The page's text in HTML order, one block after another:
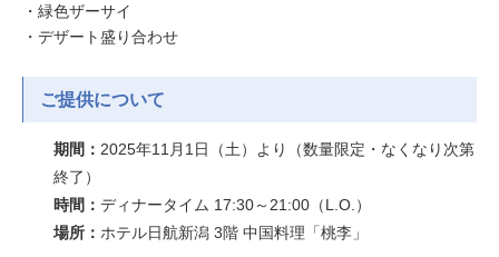
・緑色ザーサイ
・デザート盛り合わせ
ご提供について
期間： 2025年11月1日（土）より（数量限定・なくなり次第
終了）
時間： ディナータイム 17:30～21:00（L.O.）
場所： ホテル日航新潟 3階 中国料理「桃李」